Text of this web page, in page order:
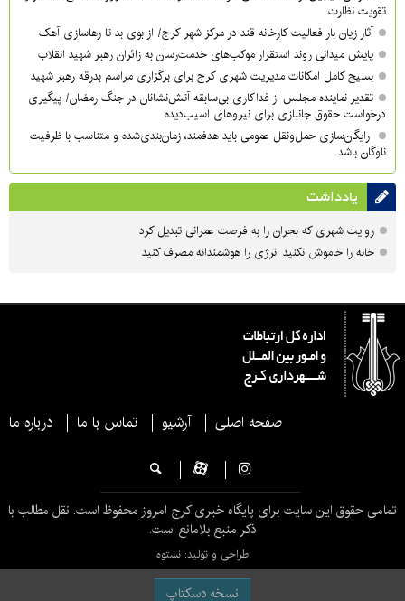
تقویت نظارت
آثار زیان بار فعالیت کارخانه قند در مرکز شهر کرج/ از بوی بد تا رهاسازی آهک
پایش میدانی روند استقرار موکب‌های خدمت‌رسان به زائران رهبر شهید انقلاب
بسیج کامل امکانات مدیریت شهری کرج برای برگزاری مراسم بدرقه رهبر شهید
تقدیر نماینده مجلس از فداکاری بی‌سابقه آتش‌نشانان در جنگ رمضان/ پیگیری
درخواست حقوق جانبازی برای نیروهای آسیب‌دیده
رایگان‌سازی حمل‌ونقل عمومی باید هدفمند، زمان‌بندی‌شده و متناسب با ظرفیت
ناوگان باشد
یادداشت
روایت شهری که بحران را به فرصت عمرانی تبدیل کرد
خانه را خاموش نکنید انرژی را هوشمندانه مصرف کنید
صفحه اصلی آرشیو تماس با ما درباره ما
تمامی حقوق این سایت برای پایگاه خبری کرج امروز محفوظ است. نقل مطالب با
ذکر منبع بلامانع است.
طراحی و تولید: نستوه
نسخه دسکتاپ